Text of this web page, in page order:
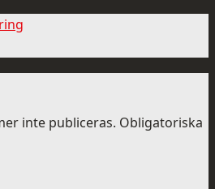
inte publiceras. Obligatoriska